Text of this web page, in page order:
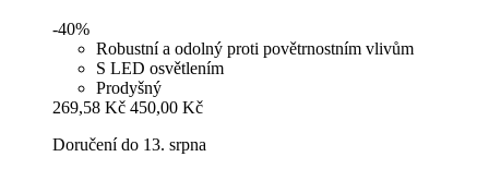
-40%
Robustní a odolný proti povětrnostním vlivům
S LED osvětlením
Prodyšný
269,58 Kč 450,00 Kč
Doručení do 13. srpna